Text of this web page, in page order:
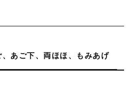
あご下、両ほほ、もみあげ